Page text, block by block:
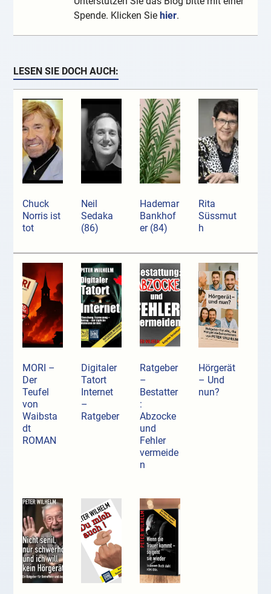
Spende. Klicken Siehier.
LESEN SIE DOCH AUCH:
Chuck
Norris ist
tot
Neil
Sedaka
(86)
Hademar
Bankhof
er (84)
Rita
Süssmut
h
MORI –
Der
Teufel
von
Waibsta
dt
ROMAN
Digitaler
Tatort
Internet
–
Ratgeber
Ratgeber
–
Bestatter
:
Abzocke
und
Fehler
vermeide
n
Hörgerät
– Und
nun?